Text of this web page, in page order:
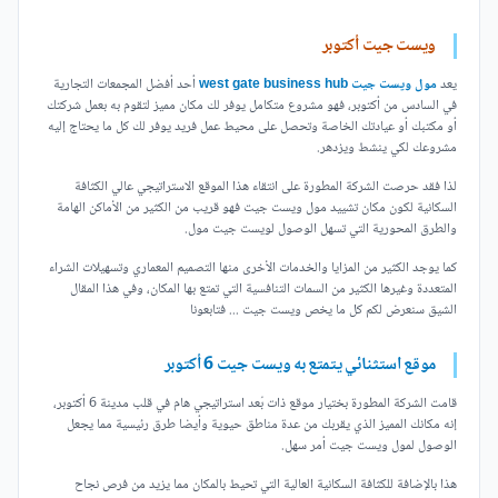
ويست جيت أكتوبر
يعدمول ويست جيت west gate business hub
أحد أفضل المجمعات التجارية
في السادس من أكتوبر، فهو مشروع متكامل يوفر لك مكان مميز لتقوم به بعمل شركتك
أو مكتبك أو عيادتك الخاصة وتحصل على محيط عمل فريد يوفر لك كل ما يحتاج إليه
مشروعك لكي ينشط ويزدهر.
لذا فقد حرصت الشركة المطورة على انتقاء هذا الموقع الاستراتيجي عالي الكثافة
السكانية لكون مكان تشييد مول ويست جيت فهو قريب من الكثير من الأماكن الهامة
والطرق المحورية التي تسهل الوصول لويست جيت مول.
كما يوجد الكثير من المزايا والخدمات الأخرى منها التصميم المعماري وتسهيلات الشراء
المتعددة وغيرها الكثير من السمات التنافسية التي تمتع بها المكان، وفي هذا المقال
الشيق سنعرض لكم كل ما يخص ويست جيت ... فتابعونا
موقع استثنائي يتمتع به ويست جيت 6 أكتوبر
قامت الشركة المطورة بختيار موقع ذات بُعد استراتيجي هام في قلب مدينة 6 أكتوبر،
إنه مكانك المميز الذي يقربك من عدة مناطق حيوية وأيضا طرق رئيسية مما يجعل
الوصول لمول ويست جيت أمر سهل.
هذا بالإضافة للكثافة السكانية العالية التي تحيط بالمكان مما يزيد من فرص نجاح